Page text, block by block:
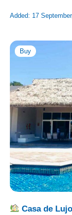
Added: 17
Buy
Casa de